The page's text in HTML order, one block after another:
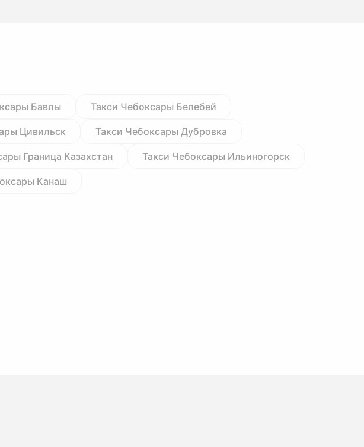
Бавлы Такси Чебоксары Белебей
Цивильск Такси Чебоксары Дубровка
Граница Казахстан Такси Чебоксары Ильиногорск
Канаш